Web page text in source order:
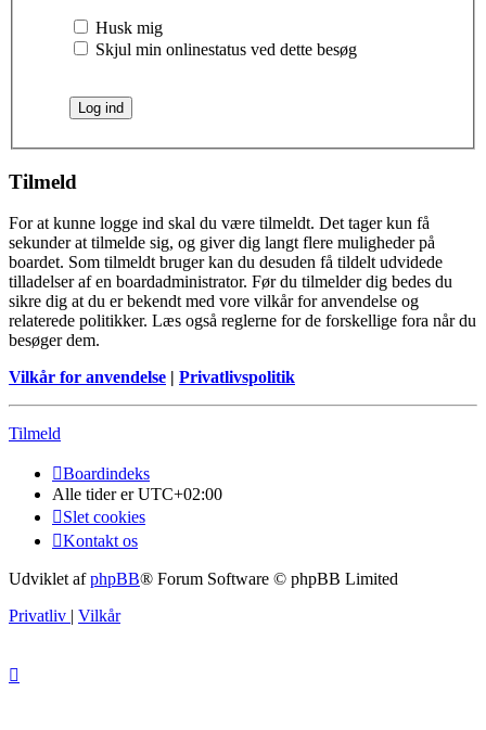
Husk mig
Skjul min onlinestatus ved dette besøg
Tilmeld
For at kunne logge ind skal du være tilmeldt. Det tager kun få
sekunder at tilmelde sig, og giver dig langt flere muligheder på
boardet. Som tilmeldt bruger kan du desuden få tildelt udvidede
tilladelser af en boardadministrator. Før du tilmelder dig bedes du
sikre dig at du er bekendt med vore vilkår for anvendelse og
relaterede politikker. Læs også reglerne for de forskellige fora når du
besøger dem.
Vilkår for anvendelse | Privatlivspolitik
Tilmeld
Boardindeks
Alle tider erUTC+02:00
Slet cookies
Kontakt os
Udviklet afphpBB® Forum Software © phpBB Limited
Privatliv | Vilkår